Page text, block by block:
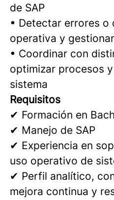
de SAP
• Detectar errores o
operativa y
• Coordinar con
optimizar procesos
sistema
Requisitos
✔ Formación en
✔ Manejo de SAP
✔ Experiencia en
uso operativo de
✔ Perfil analítico,
mejora continua y